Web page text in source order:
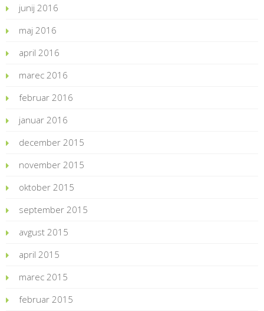
junij 2016
maj 2016
april 2016
marec 2016
februar 2016
januar 2016
december 2015
november 2015
oktober 2015
september 2015
avgust 2015
april 2015
marec 2015
februar 2015